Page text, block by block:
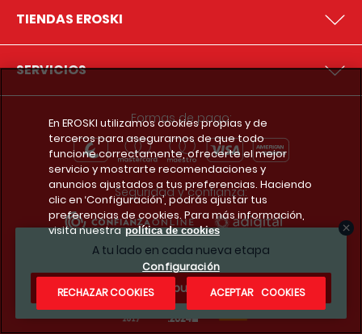
A tu lado en cada nueva etapa
¿Te apuntas?
TIENDAS EROSKI
SERVICIOS
Formas de pago:
Seguridad y confianza:
Premios y reconocimientos:
En EROSKI utilizamos cookies propias y de
terceros para asegurarnos de que todo
funcione correctamente, ofrecerte el mejor
servicio y mostrarte recomendaciones y
anuncios ajustados a tus preferencias. Haciendo
clic en ‘Configuración’, podrás ajustar tus
preferencias de cookies. Para más información,
visita nuestra política de cookies
Configuración
RECHAZAR COOKIES
ACEPTAR COOKIES